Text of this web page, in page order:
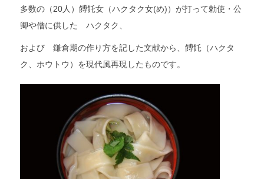
多数の（20人）餺飥女（ハクタク女(め)）が打って勅使・公
卿や僧に供した ハクタク、
および 鎌倉期の作り方を記した文献から、餺飥（ハクタ
ク、ホウトウ）を現代風再現したものです。